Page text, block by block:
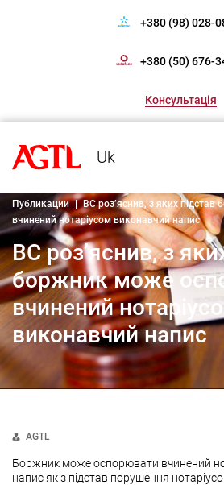
+380 (98) 028-
+380 (50) 676-
Консультація
Uk
Публикации | ВС роз’яснив, з яких
вчинений нотаріусом виконавчий напис
ВС роз’яснив, з
боржник може
вчинений
виконавчий напис
AGTL
Боржник може оспорювати вчинений
напис як з підстав порушення